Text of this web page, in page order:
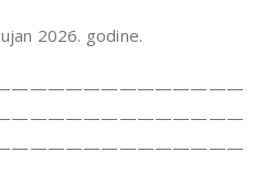
2026. godine.